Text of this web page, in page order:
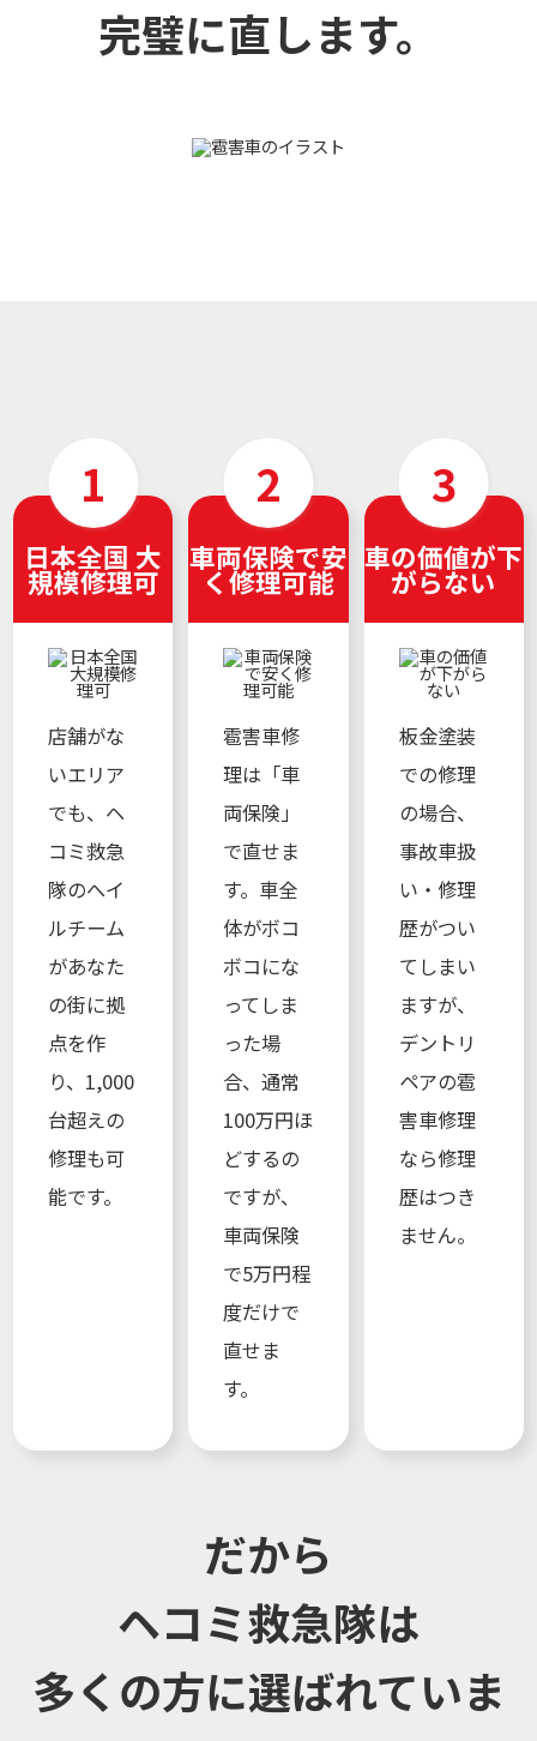
完璧に直します。
日本全国 大
規模修理可
店舗がな
いエリア
でも、ヘ
コミ救急
隊のへイ
ルチーム
があなた
の街に拠
点を作
り、1,000
台超えの
修理も可
能です。
車両保険で安
く修理可能
雹害車修
理は「車
両保険」
で直せま
す。車全
体がボコ
ボコにな
ってしま
った場
合、通常
100万円ほ
どするの
ですが、
車両保険
で5万円程
度だけで
直せま
す。
車の価値が下
がらない
板金塗装
での修理
の場合、
事故車扱
い・修理
歴がつい
てしまい
ますが、
デントリ
ペアの雹
害車修理
なら修理
歴はつき
ません。
だから
ヘコミ救急隊は
多くの方に選ばれていま